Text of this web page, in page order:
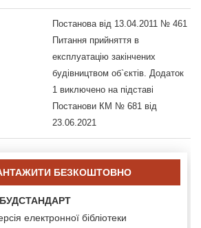
Постанова від 13.04.2011 № 461
Питання прийняття в
експлуатацію закінчених
будівництвом об`єктів. Додаток
1 виключено на підставі
Постанови КМ № 681 від
23.06.2021
БЕЗКОШТОВНО
БУДСТАНДАРТ
електронної бібліотеки